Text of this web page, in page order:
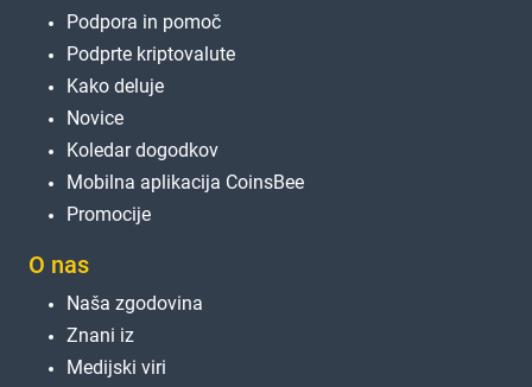
Podpora in pomoč
Podprte kriptovalute
Kako deluje
Novice
Koledar dogodkov
Mobilna aplikacija CoinsBee
Promocije
O nas
Naša zgodovina
Znani iz
Medijski viri